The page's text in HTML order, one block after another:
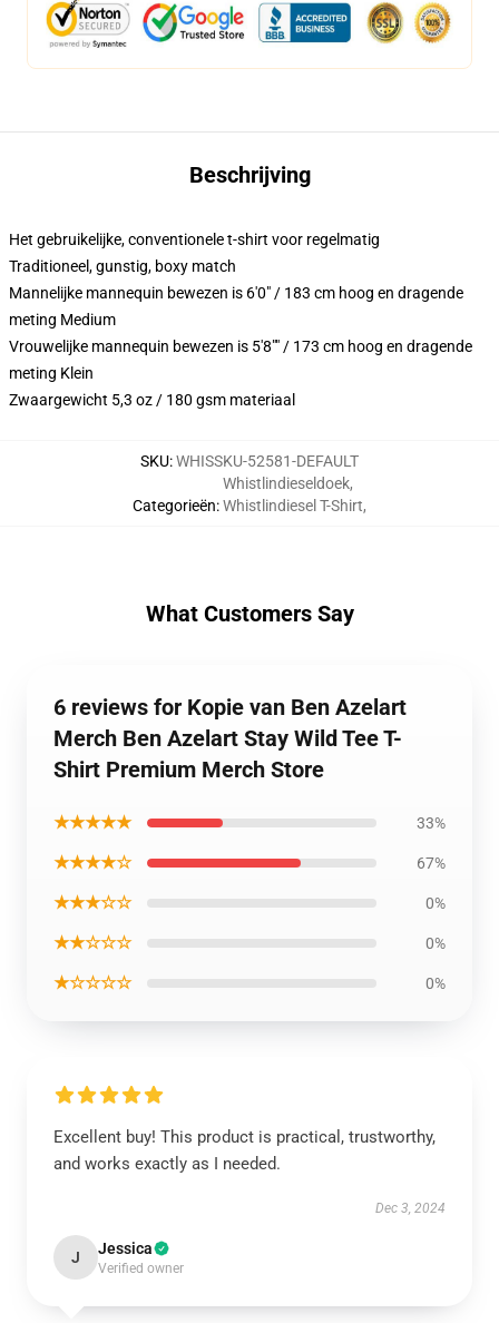
Beschrijving
Het gebruikelijke, conventionele t-shirt voor regelmatig
Traditioneel, gunstig, boxy match
Mannelijke mannequin bewezen is 6'0" / 183 cm hoog en dragende
meting Medium
Vrouwelijke mannequin bewezen is 5'8"" / 173 cm hoog en dragende
meting Klein
Zwaargewicht 5,3 oz / 180 gsm materiaal
SKU:WHISSKU-52581-DEFAULT
Categorieën:
Whistlindieseldoek,
Whistlindiesel T-Shirt,
What Customers Say
6 reviews for Kopie van Ben Azelart
Merch Ben Azelart Stay Wild Tee T-
Shirt Premium Merch Store
★★★★★ 33%
★★★★☆ 67%
★★★☆☆ 0%
★★☆☆☆ 0%
★☆☆☆☆ 0%
Excellent buy! This product is practical, trustworthy,
and works exactly as I needed.
Dec 3, 2024
J Jessica
Verified owner